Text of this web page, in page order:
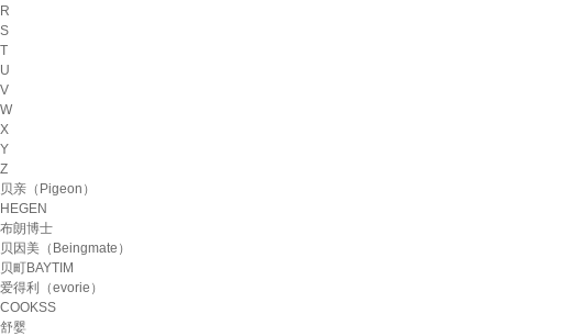
R
S
T
U
V
W
X
Y
Z
贝亲（Pigeon）
HEGEN
布朗博士
贝因美（Beingmate）
贝町BAYTIM
爱得利（evorie）
COOKSS
舒婴